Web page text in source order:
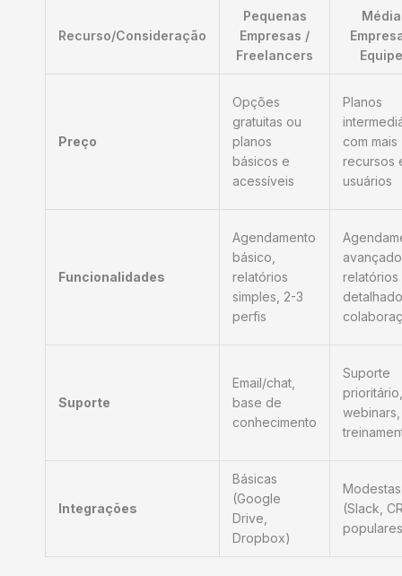
Recurso/Consideração
Pequenas
Empresas /
Freelancers
Preço
Opções
gratuitas ou
planos
básicos e
acessíveis
Planos
com mais
recursos
usuários
Funcionalidades
Agendamento
básico,
relatórios
simples, 2-3
perfis
relatórios
Suporte
Email/chat,
base de
conhecimento
Suporte
prioritário,
webinars,
Integrações
Básicas
(Google
Drive,
Dropbox)
Modestas
(Slack,